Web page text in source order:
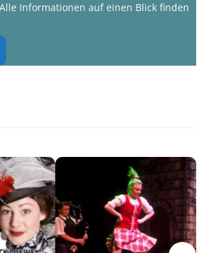
Informationen auf einen Blick finden